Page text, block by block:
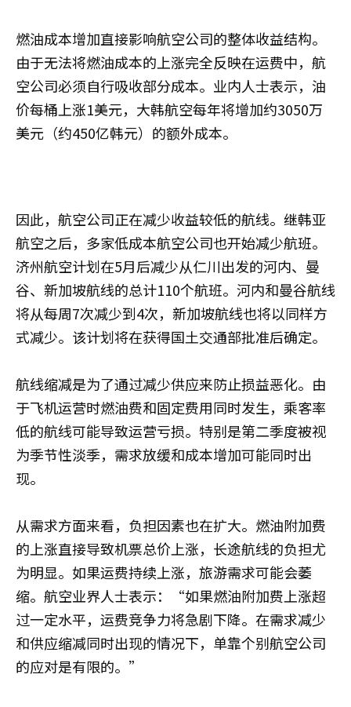
燃油成本增加直接影响航空公司的整体收益结构。
由于无法将燃油成本的上涨完全反映在运费中，航
空公司必须自行吸收部分成本。业内人士表示，油
价每桶上涨1美元，大韩航空每年将增加约3050万
美元（约450亿韩元）的额外成本。
因此，航空公司正在减少收益较低的航线。继韩亚
航空之后，多家低成本航空公司也开始减少航班。
济州航空计划在5月后减少从仁川出发的河内、曼
谷、新加坡航线的总计110个航班。河内和曼谷航线
将从每周7次减少到4次，新加坡航线也将以同样方
式减少。该计划将在获得国土交通部批准后确定。
航线缩减是为了通过减少供应来防止损益恶化。由
于飞机运营时燃油费和固定费用同时发生，乘客率
低的航线可能导致运营亏损。特别是第二季度被视
为季节性淡季，需求放缓和成本增加可能同时出
现。
从需求方面来看，负担因素也在扩大。燃油附加费
的上涨直接导致机票总价上涨，长途航线的负担尤
为明显。如果运费持续上涨，旅游需求可能会萎
缩。航空业界人士表示：“如果燃油附加费上涨超
过一定水平，运费竞争力将急剧下降。在需求减少
和供应缩减同时出现的情况下，单靠个别航空公司
的应对是有限的。”